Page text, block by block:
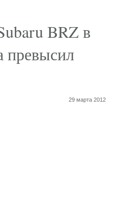
BRZ в
превысил
29 марта 2012